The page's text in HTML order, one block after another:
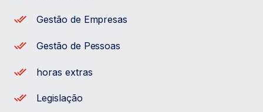
Gestão de Empresas
Gestão de Pessoas
horas extras
Legislação